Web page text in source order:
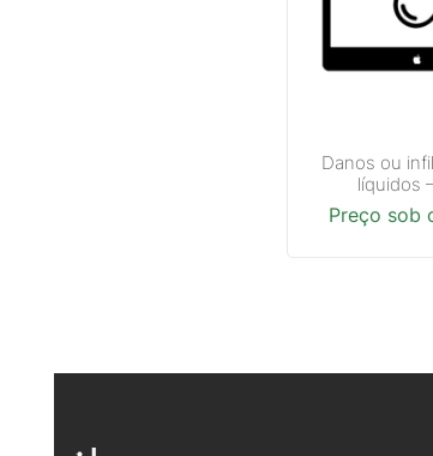
Danos ou
líquidos
Preço sob